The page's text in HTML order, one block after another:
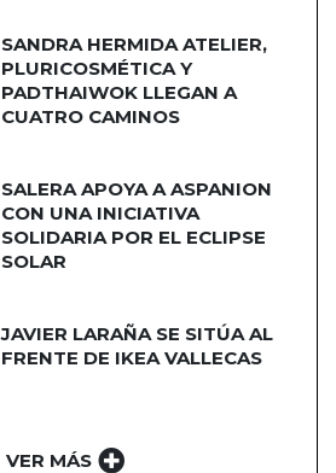
SANDRA HERMIDA ATELIER,
PLURICOSMÉTICA Y
PADTHAIWOK LLEGAN A
CUATRO CAMINOS
SALERA APOYA A ASPANION
CON UNA INICIATIVA
SOLIDARIA POR EL ECLIPSE
SOLAR
JAVIER LARAÑA SE SITÚA AL
FRENTE DE IKEA VALLECAS
VER MÁS